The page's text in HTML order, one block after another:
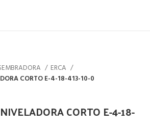
ERCA
CORTO E-4-18-413-10-0
CORTO E-4-18-